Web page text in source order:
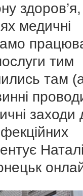
медичні
тим
там
заходи